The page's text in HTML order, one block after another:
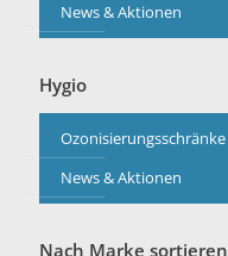
News & Aktionen
Hygio
Ozonisierungsschränke
News & Aktionen
Nach Marke sortieren